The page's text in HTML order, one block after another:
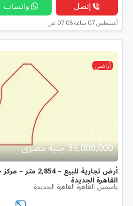
إتصل واتساب
أغسطس 07 ساعه 07:08 ص
أراضى
35,000,000 جنية مصرى
أرض تجارية للبيع
القاهرة الجديدة
ياسمين القاهرة القاهرة الجديدة